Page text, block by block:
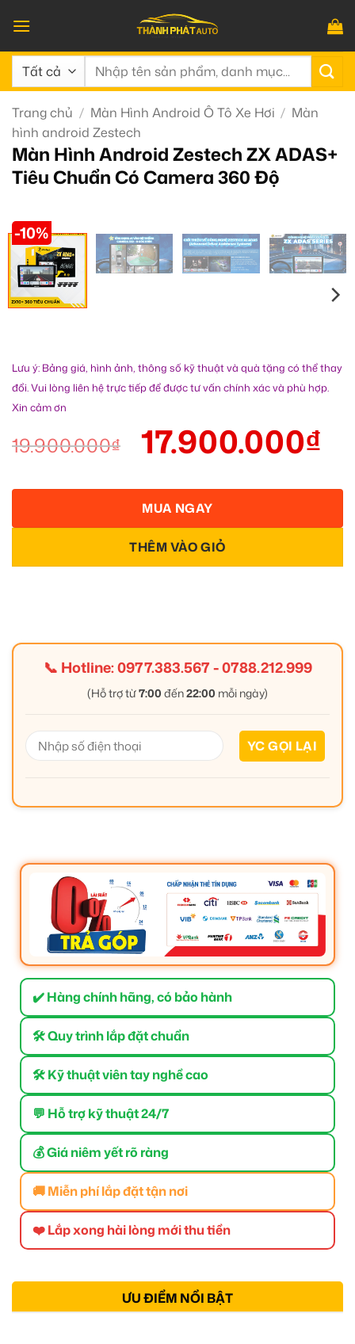
qua
nội
dung
Tìm
Trang chủ / Màn Hình Android Ô Tô Xe Hơi / Màn
hình android Zestech
Màn Hình Android Zestech ZX ADAS+
Tiêu Chuẩn Có Camera 360 Độ
-10%
Lưu ý: Bảng giá, hình ảnh, thông số kỹ thuật và quà tặng có thể thay
đổi. Vui lòng liên hệ trực tiếp để được tư vấn chính xác và phù hợp.
Xin cảm ơn
19.900.000₫ 17.900.000₫
THÊM VÀO GIỎ
MUA NGAY
📞 Hotline:0977.383.567-0788.212.999
(Hỗ trợ từ7:00 đến22:00 mỗi ngày)
✔️ Hàng chính hãng, có bảo hành
🛠 Quy trình lắp đặt chuẩn
🛠 Kỹ thuật viên tay nghề cao
💬 Hỗ trợ kỹ thuật 24/7
💰 Giá niêm yết rõ ràng
🚚 Miễn phí lắp đặt tận nơi
❤️ Lắp xong hài lòng mới thu tiền
ƯU ĐIỂM NỔI BẬT